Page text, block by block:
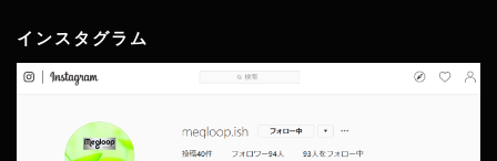
インスタグラム